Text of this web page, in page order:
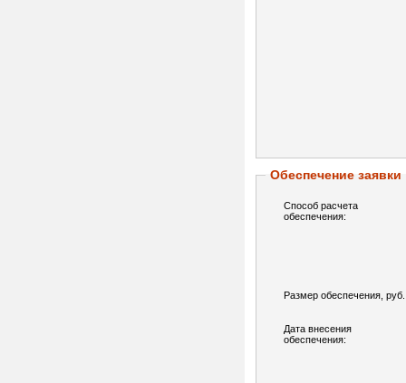
Обеспечение заявки
Способ расчета
обеспечения:
Размер обеспечения,
Дата внесения
обеспечения: